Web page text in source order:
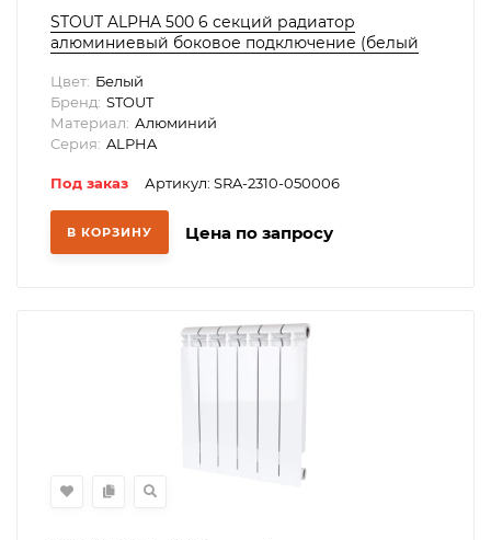
STOUT ALPHA 500 6 секций радиатор
алюминиевый боковое подключение (белый
Цвет: Белый
Бренд: STOUT
Материал: Алюминий
Серия: ALPHA
Под заказ Артикул: SRA-2310-050006
В КОРЗИНУ Цена по запросу